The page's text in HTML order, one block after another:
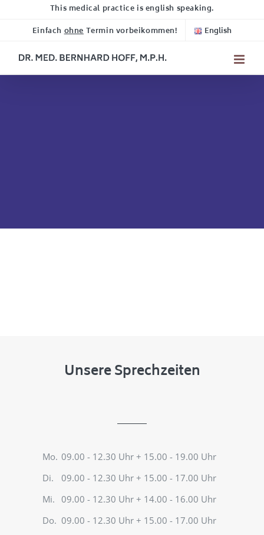
This medical practice is english speaking.
EinfachohneTermin vorbeikommen! English
Unsere Sprechzeiten
Mo. 09.00 - 12.30 Uhr + 15.00 - 19.00 Uhr
Di.
09.00 - 12.30 Uhr + 15.00 - 17.00 Uhr
Mi. 09.00 - 12.30 Uhr + 14.00 - 16.00 Uhr
Do. 09.00 - 12.30 Uhr + 15.00 - 17.00 Uhr